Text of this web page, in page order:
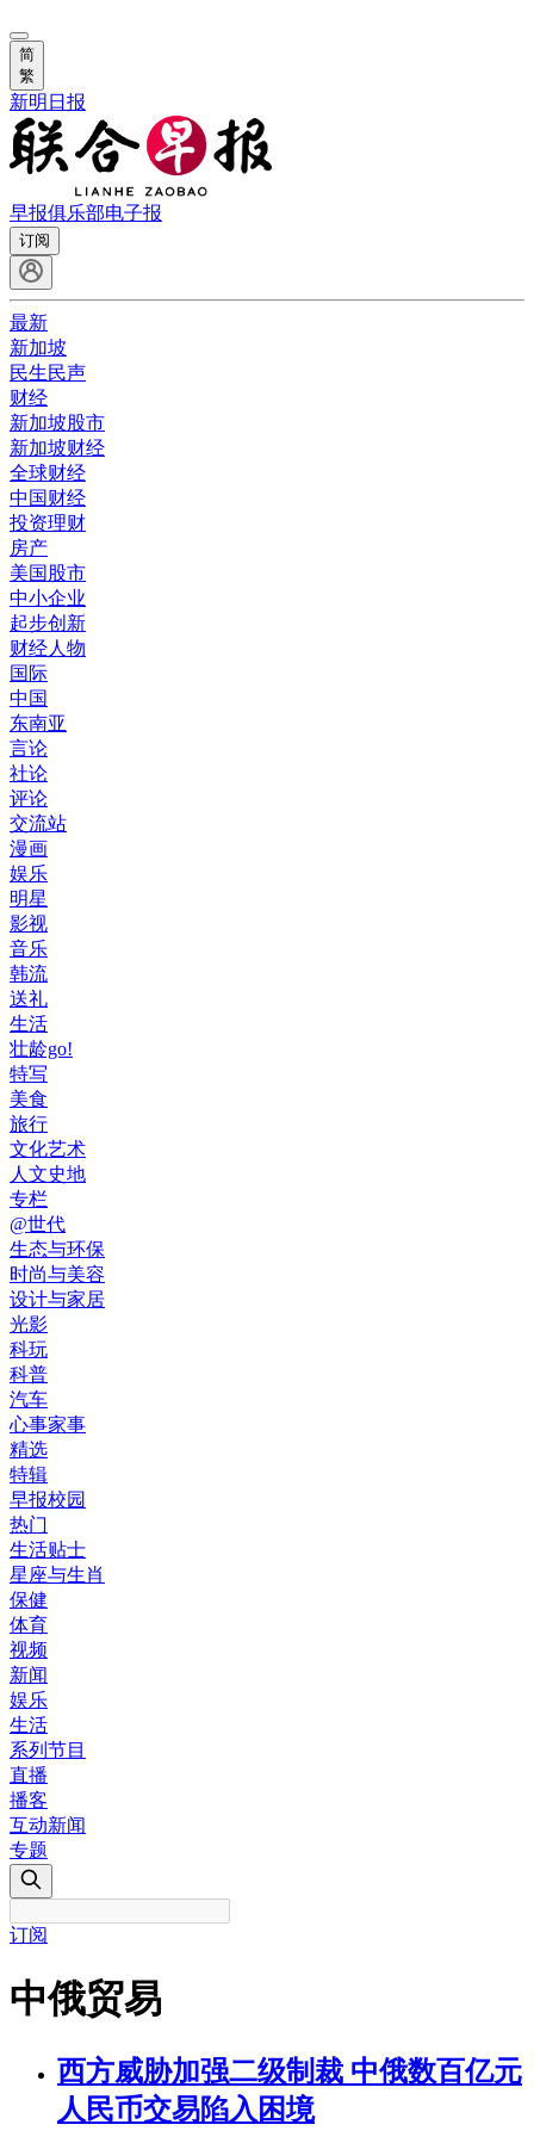
简
繁
新明日报
早报俱乐部电子报
订阅
最新
新加坡
民生民声
财经
新加坡股市
新加坡财经
全球财经
中国财经
投资理财
房产
美国股市
中小企业
起步创新
财经人物
国际
中国
东南亚
言论
社论
评论
交流站
漫画
娱乐
明星
影视
音乐
韩流
送礼
生活
壮龄go!
特写
美食
旅行
文化艺术
人文史地
专栏
@世代
生态与环保
时尚与美容
设计与家居
光影
科玩
科普
汽车
心事家事
精选
特辑
早报校园
热门
生活贴士
星座与生肖
保健
体育
视频
新闻
娱乐
生活
系列节目
直播
播客
互动新闻
专题
订阅
中俄贸易
西方威胁加强二级制裁 中俄数百亿元
人民币交易陷入困境